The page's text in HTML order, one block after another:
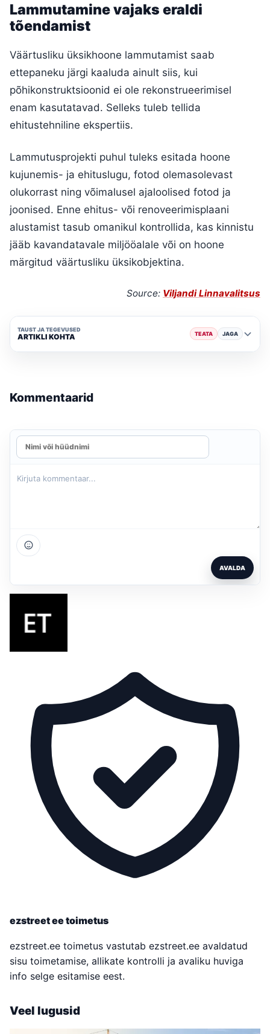
Lammutamine vajaks eraldi
tõendamist
Väärtusliku üksikhoone lammutamist saab
ettepaneku järgi kaaluda ainult siis, kui
põhikonstruktsioonid ei ole rekonstrueerimisel
enam kasutatavad. Selleks tuleb tellida
ehitustehniline ekspertiis.
Lammutusprojekti puhul tuleks esitada hoone
kujunemis- ja ehituslugu, fotod olemasolevast
olukorrast ning võimalusel ajaloolised fotod ja
joonised. Enne ehitus- või renoveerimisplaani
alustamist tasub omanikul kontrollida, kas kinnistu
jääb kavandatavale miljööalale või on hoone
märgitud väärtusliku üksikobjektina.
Source: Viljandi Linnavalitsus
TAUST JA TEGEVUSED
ARTIKLI KOHTA TEATA JAGA
Kommentaarid
AVALDA
ezstreet ee toimetus
ezstreet.ee toimetus vastutab ezstreet.ee avaldatud
sisu toimetamise, allikate kontrolli ja avaliku huviga
info selge esitamise eest.
Veel lugusid